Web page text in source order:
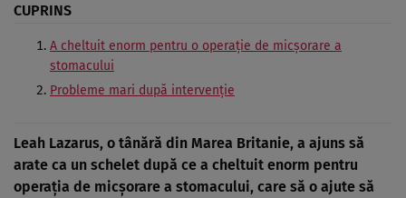
CUPRINS
A cheltuit enorm pentru o operație de micșorare a
stomacului
Probleme mari după intervenție
Leah Lazarus, o tânără din Marea Britanie, a ajuns să
arate ca un schelet după ce a cheltuit enorm pentru
operația de micșorare a stomacului, care să o ajute să